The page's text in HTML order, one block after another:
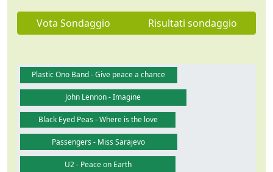
Vota Sondaggio Risultati sondaggio
Plastic Ono Band - Give peace a chance
John Lennon - Imagine
Black Eyed Peas - Where is the love
Passengers - Miss Sarajevo
U2 - Peace on Earth